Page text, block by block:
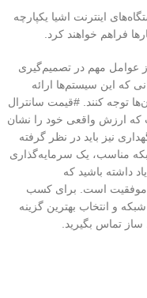
اینترنت اشیا یکپارچه
فراهم خواهند کرد.
عوامل مهم در تصمیم‌گیری
که این سیستم‌ها ارائه
توجه کنند. #قیمت سانترال
که ارزش واقعی خود را نشان
نیز باید در نظر گرفته
مناسب، یک سرمایه‌گذاری
داشته باشید که
موفقیت است. برای کسب
و انتخاب بهترین گزینه
تماس بگیرید.